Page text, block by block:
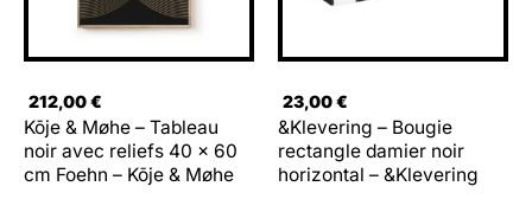
212,00€
Kōje & Møhe – Tableau
noir avec reliefs 40 x 60
cm Foehn – Kōje & Møhe
23,00€
&Klevering – Bougie
rectangle damier noir
horizontal – &Klevering